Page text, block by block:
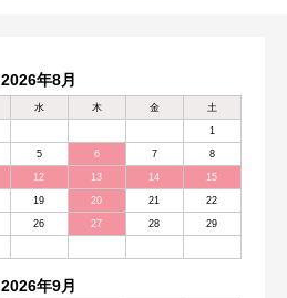
2026年8月
水 木 金 土
1
5 6 7 8
12 13 14 15
19 20 21 22
26 27 28 29
2026年9月